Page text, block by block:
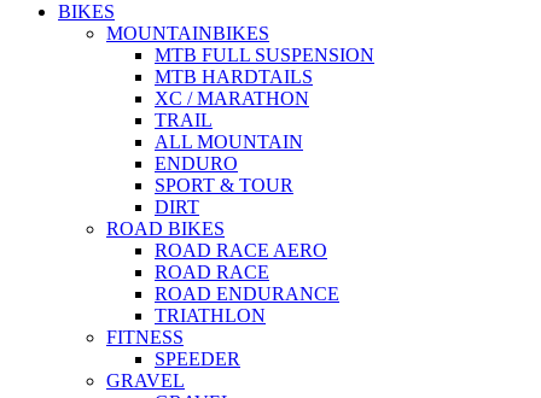
BIKES
MOUNTAINBIKES
MTB FULL SUSPENSION
MTB HARDTAILS
XC / MARATHON
TRAIL
ALL MOUNTAIN
ENDURO
SPORT & TOUR
DIRT
ROAD BIKES
ROAD RACE AERO
ROAD RACE
ROAD ENDURANCE
TRIATHLON
FITNESS
SPEEDER
GRAVEL